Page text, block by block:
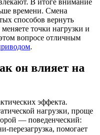
времени. Смена
способов вернуть
точки нагрузки и
вопросе отличным
.
он влияет на
эффекта.
нагрузки, проще
— поведенческий:
перезагрузка, помогает